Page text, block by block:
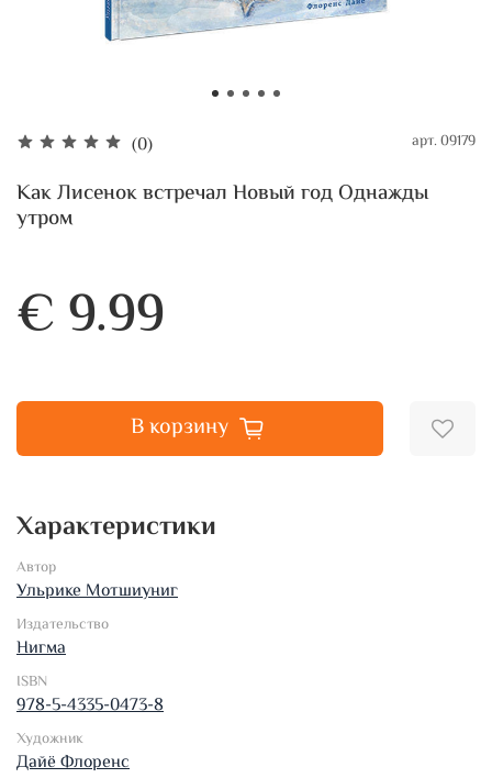
(0) арт.09179
Как Лисенок встречал Новый год Однажды
утром
€ 9.99
В корзину
Характеристики
Автор
Ульрике Мотшиуниг
Издательство
Нигма
ISBN
978-5-4335-0473-8
Художник
Дайё Флоренс